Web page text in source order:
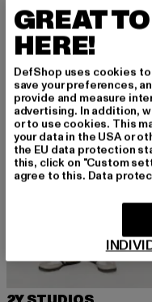
GREAT
HERE!
DefShop uses cookies
save your preferences,
provide and measure
advertising. In addition,
or to use cookies. This
your data in the USA or
the EU data protection
this, click on "Custom
agree to this. Data